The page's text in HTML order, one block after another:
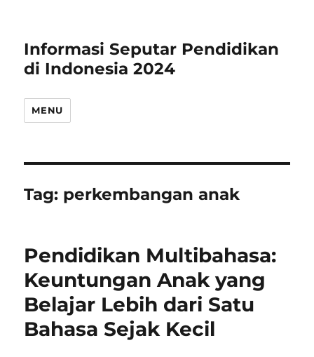
Informasi Seputar Pendidikan
di Indonesia 2024
MENU
Tag: perkembangan anak
Pendidikan Multibahasa:
Keuntungan Anak yang
Belajar Lebih dari Satu
Bahasa Sejak Kecil